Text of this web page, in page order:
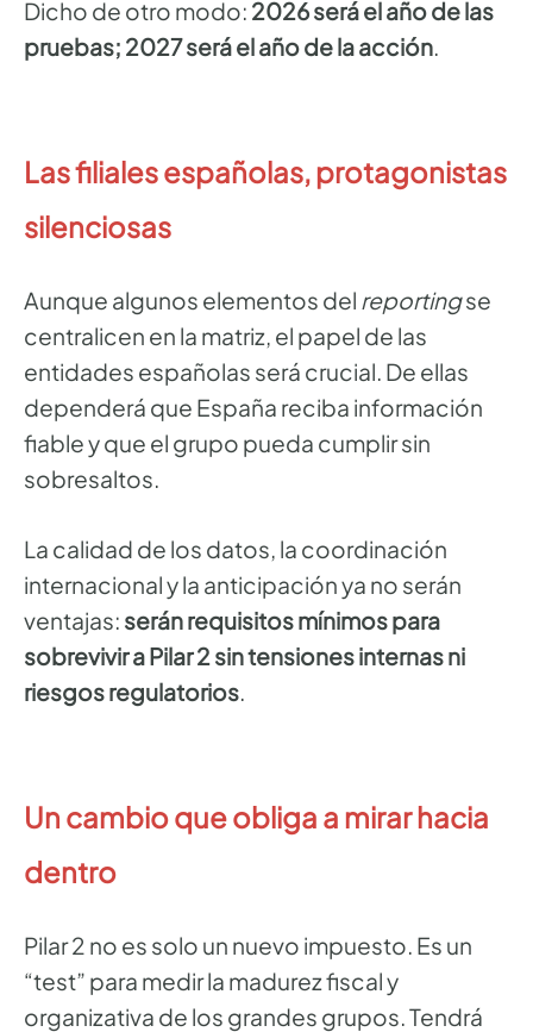
Dicho de otro modo: 2026 será el año de las
pruebas; 2027 será el año de la acción
Las filiales españolas, protagonistas
silenciosas
Aunque algunos elementos del reportingse
centralicen en la matriz, el papel de las
entidades españolas será crucial. De ellas
dependerá que España reciba información
fiable y que el grupo pueda cumplir sin
sobresaltos.
La calidad de los datos, la coordinación
internacional y la anticipación ya no serán
ventajas: serán requisitos mínimos para
sobrevivir a Pilar 2 sin tensiones internas ni
riesgos regulatorios
Un cambio que obliga a mirar hacia
dentro
Pilar 2 no es solo un nuevo impuesto. Es un
“test” para medir la madurez fiscal y
organizativa de los grandes grupos. Tendrá